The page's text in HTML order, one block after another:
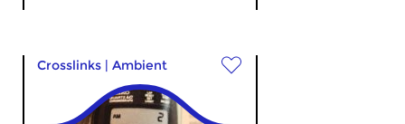
Crosslinks | Ambient